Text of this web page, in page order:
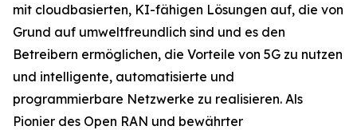
mit cloudbasierten, KI-fähigen Lösungen auf, die von
Grund auf umweltfreundlich sind und es den
Betreibern ermöglichen, die Vorteile von 5G zu nutzen
und intelligente, automatisierte und
programmierbare Netzwerke zu realisieren. Als
Pionier des Open RAN und bewährter